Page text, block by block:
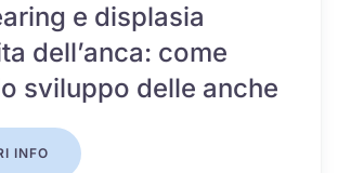
e displasia
dell’anca: come
sviluppo delle anche
INFO